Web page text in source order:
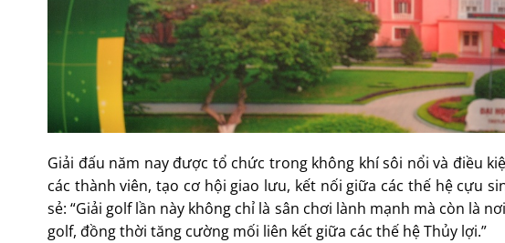
Giải đấu năm nay được tổ chức trong không khí sôi nổi và điều
các thành viên, tạo cơ hội giao lưu, kết nối giữa các thế hệ cựu
sẻ: “Giải golf lần này không chỉ là sân chơi lành mạnh mà còn là
golf, đồng thời tăng cường mối liên kết giữa các thế hệ Thủy lợi.”